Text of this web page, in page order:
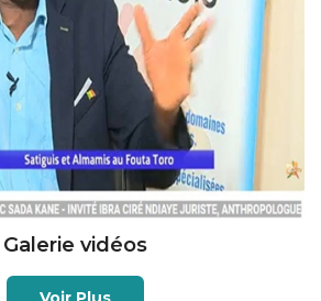
Galerie vidéos